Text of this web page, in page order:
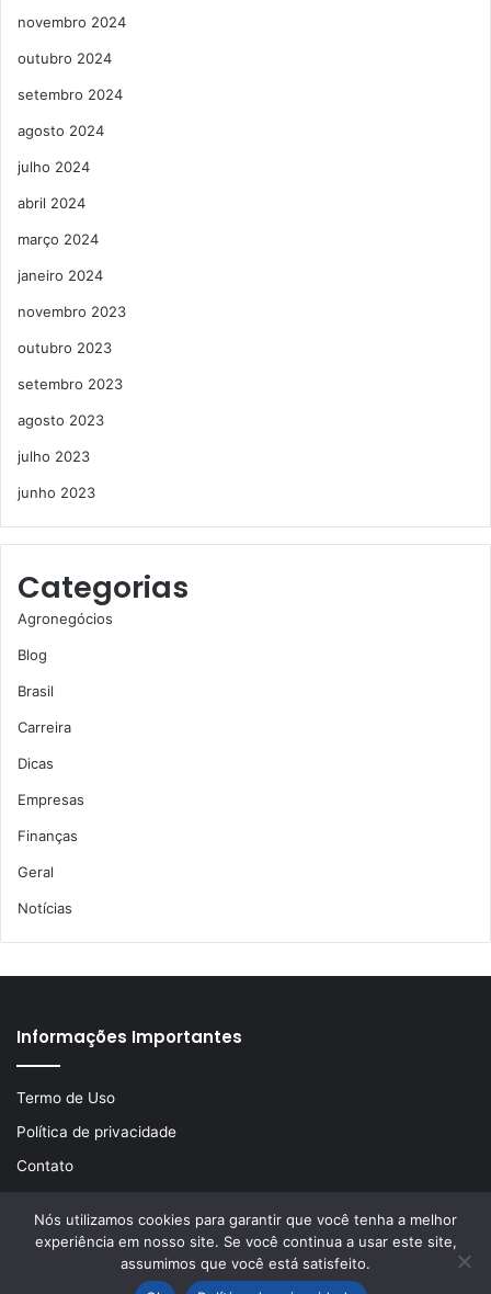
novembro 2024
outubro 2024
setembro 2024
agosto 2024
julho 2024
abril 2024
março 2024
janeiro 2024
novembro 2023
outubro 2023
setembro 2023
agosto 2023
julho 2023
junho 2023
Categorias
Agronegócios
Blog
Brasil
Carreira
Dicas
Empresas
Finanças
Geral
Notícias
Informações Importantes
Termo de Uso
Política de privacidade
Contato
© Copyright 2026, Todos os direitos reservados | Desenvolvido
porLA Comunicações
Nós utilizamos cookies para garantir que você tenha a melhor
experiência em nosso site. Se você continua a usar este site,
assumimos que você está satisfeito.